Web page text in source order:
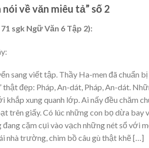
nói về văn miêu tả” số 2
sgk Ngữ Văn 6 Tập 2):
sang viết tập. Thầy Ha-men đã chuẩn
thật đẹp: Pháp, An-dát, Pháp, An-dát.
khắp xung quanh lớp. Ai nấy đều chăm
trên giấy. Có lúc những con bọ dừa bay
đang cặm cụi vào vạch những nét sổ với
nhà trường, chim bồ câu gù thật khẽ […]